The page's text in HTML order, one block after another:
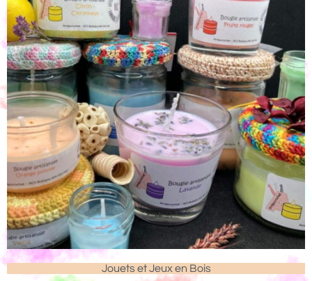
Jouets et Jeux en Bois